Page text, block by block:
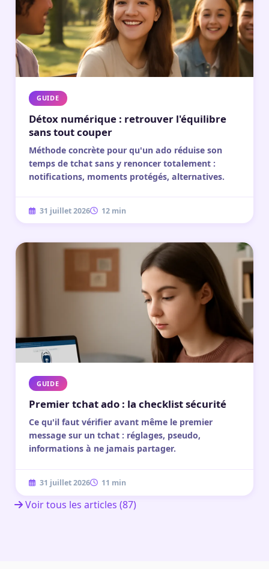
GUIDE
Détox numérique : retrouver l'équilibre
sans tout couper
Méthode concrète pour qu'un ado réduise son
temps de tchat sans y renoncer totalement :
notifications, moments protégés, alternatives.
31 juillet 2026 12 min
GUIDE
Premier tchat ado : la checklist sécurité
Ce qu'il faut vérifier avant même le premier
message sur un tchat : réglages, pseudo,
informations à ne jamais partager.
31 juillet 2026 11 min
Voir tous les articles (87)